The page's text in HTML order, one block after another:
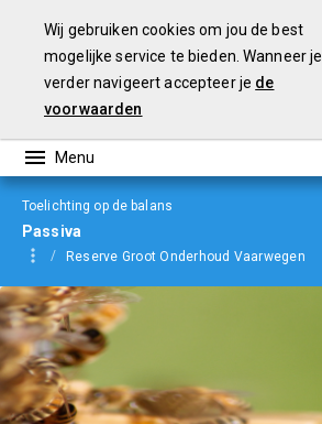
Wij gebruiken cookies om jou de best
mogelijke service te bieden. Wanneer je
verder navigeert accepteer je de
voorwaarden
Toelichting op de balans
Passiva
Reserve Groot Onderhoud Vaarwegen